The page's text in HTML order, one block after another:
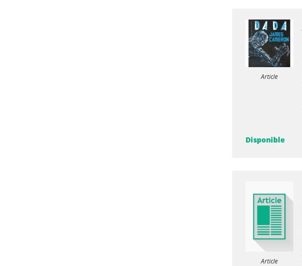
Article
Disponible
Article